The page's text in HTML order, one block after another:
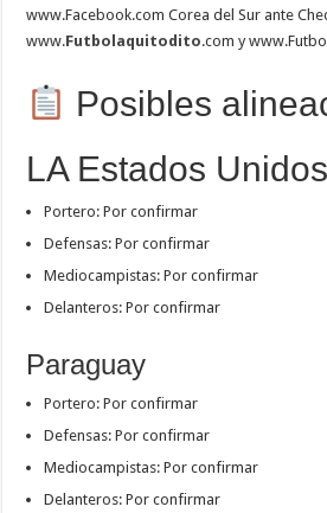
www.Facebook.com Corea del Sur ante
www.Futbolaquitodito.com y
Posibles
LA Estados Unidos
Portero: Por confirmar
Defensas: Por confirmar
Mediocampistas: Por confirmar
Delanteros: Por confirmar
Paraguay
Portero: Por confirmar
Defensas: Por confirmar
Mediocampistas: Por confirmar
Delanteros: Por confirmar